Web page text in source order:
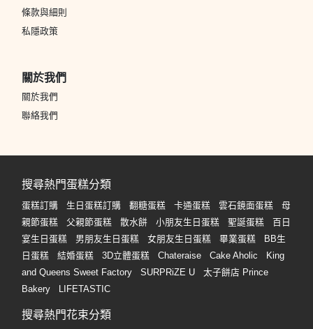
條款與細則
私隱政策
關於我們
關於我們
聯絡我們
搜尋熱門蛋糕分類
蛋糕訂購 生日蛋糕訂購 翻糖蛋糕 卡通蛋糕 雲石鏡面蛋糕
母
親節蛋糕
父親節蛋糕 散水餅 小朋友生日蛋糕 聖誕蛋糕
百日
宴生日蛋糕
男朋友生日蛋糕 女朋友生日蛋糕 畢業蛋糕
BB生
日蛋糕
結婚蛋糕 3D立體蛋糕 Chateraise Cake Aholic
King
and Queens Sweet Factory
SURPRiZE U
太子餅店 Prince
Bakery
LIFETASTIC
搜尋熱門花束分類